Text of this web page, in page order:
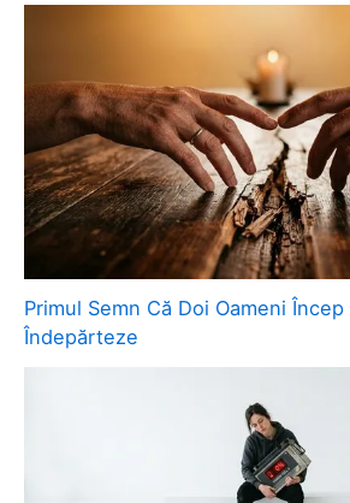
Primul Semn Că Doi Oameni Încep
Îndepărteze